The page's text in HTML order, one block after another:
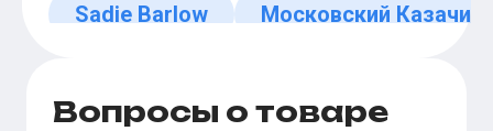
Sadie Barlow Московский Казачий
Вопросы о товаре